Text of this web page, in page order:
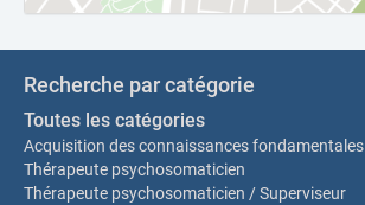
Recherche par catégorie
Toutes les catégories
Acquisition des connaissances fondamentales
Thérapeute psychosomaticien
Thérapeute psychosomaticien / Superviseur